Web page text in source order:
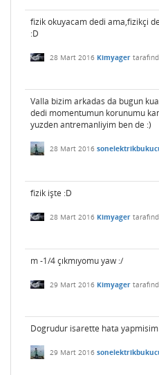
fizik okuyacam dedi ama,fizikçi
:D
28 Mart 2016 Kimyager
Valla bizim arkadas da bugun
dedi momentumun korunumu
yuzden antremanliyim ben de :)
28 Mart 2016
fizik işte :D
28 Mart 2016 Kimyager
m -1/4 çıkmıyomu yaw :/
29 Mart 2016 Kimyager
Dogrudur isarette hata
29 Mart 2016